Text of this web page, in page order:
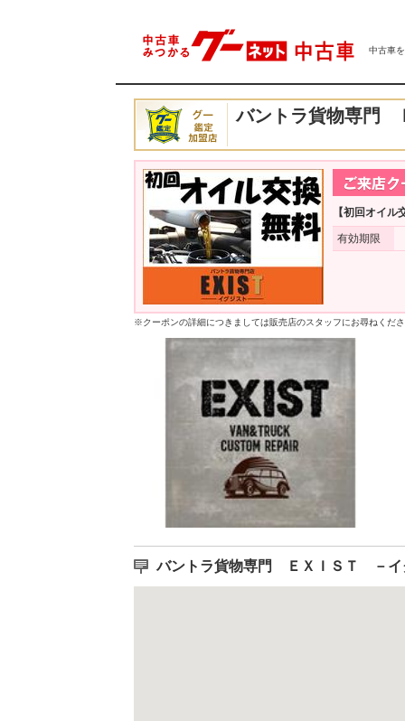
中古車
バントラ貨物専門
【初回オイル
有効期限
※クーポンの詳細につきましては販売店のスタッフにお尋ねくだ
バントラ貨物専門 ＥＸＩＳＴ －